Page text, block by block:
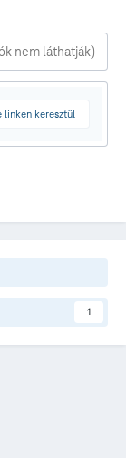
linken keresztül
1